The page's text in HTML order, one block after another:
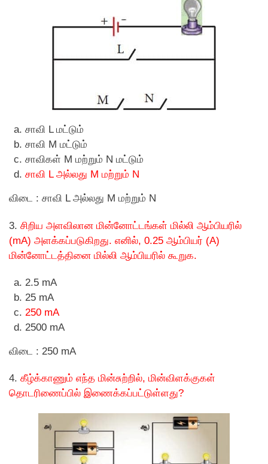
சாவி L மட்டும்
சாவி M மட்டும்
சாவிகள் M மற்றும் N மட்டும்
சாவி L அல்லது M மற்றும் N
விடை : சாவி L அல்லது M மற்றும் N
3. சிறிய அளவிலான மின்னோட்டங்கள் மில்லி ஆம்பியரில்
(mA) அளக்கப்படுகிறது. எனில், 0.25 ஆம்பியர் (A)
மின்னோட்டத்தினை மில்லி ஆம்பியரில் கூறுக.
2.5 mA
25 mA
250 mA
2500 mA
விடை : 250 mA
4. கீழ்க்காணும் எந்த மின்சுற்றில், மின்விளக்குகள்
தொடரிணைப்பில் இணைக்கப்பட்டுள்ளது?